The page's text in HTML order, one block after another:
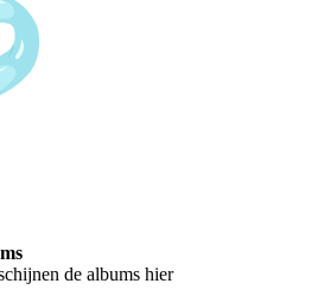
de albums hier